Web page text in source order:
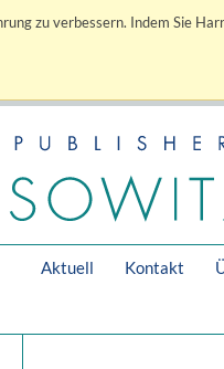
zu verbessern. Indem Sie
Aktuell Kontakt